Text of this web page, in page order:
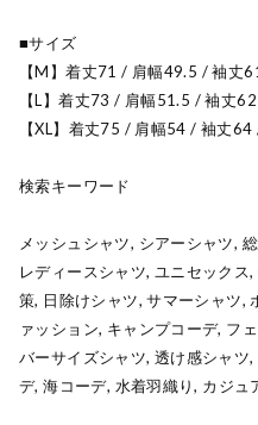
■サイズ
【M】着丈71 / 肩幅49.5 / 袖丈
【L】着丈73 / 肩幅51.5 / 袖丈
【XL】着丈75 / 肩幅54 / 袖丈
検索キーワード
メッシュシャツ, シアーシャツ,
レディースシャツ, ユニセック
策, 日除けシャツ, サマーシャツ,
ァッション, キャンプコーデ, フ
バーサイズシャツ, 透け感シャツ
デ, 海コーデ, 水着羽織り, カジュ